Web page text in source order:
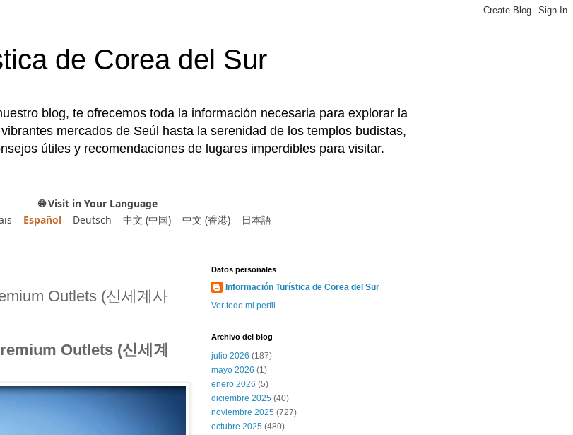
de Corea del Sur
blog, te ofrecemos toda la información necesaria para explorar la
mercados de Seúl hasta la serenidad de los templos budistas,
útiles y recomendaciones de lugares imperdibles para visitar.
🌐 Visit in Your Language
Español Deutsch 中文 (中国) 中文 (香港) 日本語
Outlets (신세계사
Outlets (신세계
Datos personales
Información Turística de Corea del Sur
Ver todo mi perfil
Archivo del blog
julio 2026 (187)
mayo 2026 (1)
enero 2026 (5)
diciembre 2025 (40)
noviembre 2025 (727)
octubre 2025 (480)